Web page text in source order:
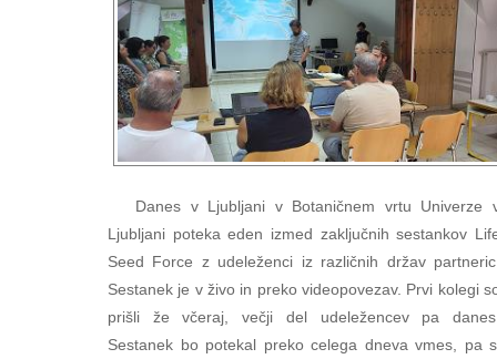
Danes v Ljubljani v Botaničnem vrtu Univerze
Ljubljani poteka eden izmed zaključnih sestankov
Seed Force z udeleženci iz različnih držav
Sestanek je v živo in preko videopovezav. Prvi kolegi
prišli že včeraj, večji del udeležencev pa
Sestanek bo potekal preko celega dneva vmes, pa